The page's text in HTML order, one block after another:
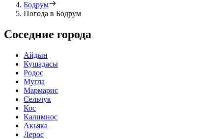
Бодрум
Погода в Бодрум
Соседние города
Айдын
Кушадасы
Родос
Мугла
Мармарис
Сельчук
Кос
Калимнос
Акьяка
Лерос